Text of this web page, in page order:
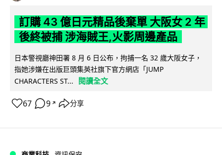
訂購 43 億日元精品後棄單 大阪女 2 年
後終被捕 涉海賊王,火影周邊產品
日本警視廳神田署 8 月 6 日公布，拘捕一名 32 歲大阪女子，
指她涉嫌在出版巨頭集英社旗下官方網店「JUMP
CHARACTERS ST...
閱讀全文
67 9 ↗ 分享